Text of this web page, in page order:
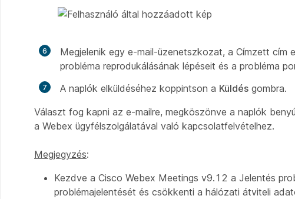
Megjelenik egy e-mail-üzenetszkozat, a Címzett cím
probléma reprodukálásának lépéseit és a probléma
A naplók elküldéséhez koppintson a Küldés gombra.
Választ fog kapni az e-mailre, megköszönve a naplók
a Webex ügyfélszolgálatával való kapcsolatfelvételhez.
Megjegyzés:
Kezdve a Cisco Webex Meetings v9.12 a Jelentés
problémajelentését és csökkenti a hálózati átviteli